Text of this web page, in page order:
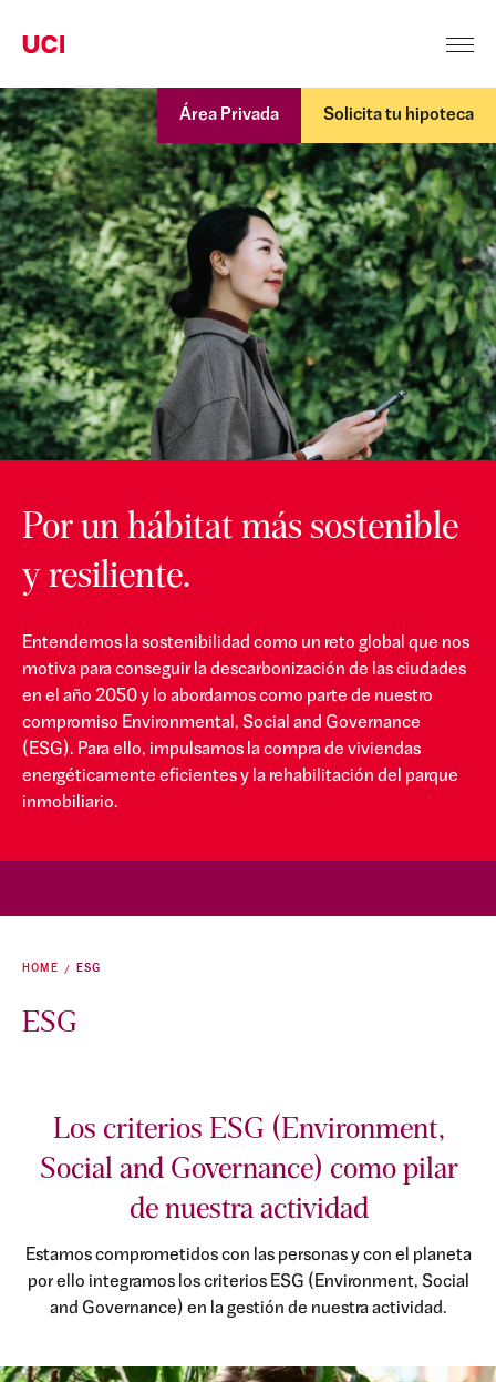
Área Privada Solicita tu hipoteca
Por un hábitat más sostenible
y resiliente.
Entendemos la sostenibilidad como un reto global que nos
motiva para conseguir la descarbonización de las ciudades
en el año 2050 y lo abordamos como parte de nuestro
compromiso Environmental, Social and Governance
(ESG). Para ello, impulsamos la compra de viviendas
energéticamente eficientes y la rehabilitación del parque
inmobiliario.
HOME ESG
ESG
Los criterios ESG (Environment,
Social and Governance) como pilar
de nuestra actividad
Estamos comprometidos con las personas y con el planeta
por ello integramos los criterios ESG (Environment, Social
and Governance) en la gestión de nuestra actividad.